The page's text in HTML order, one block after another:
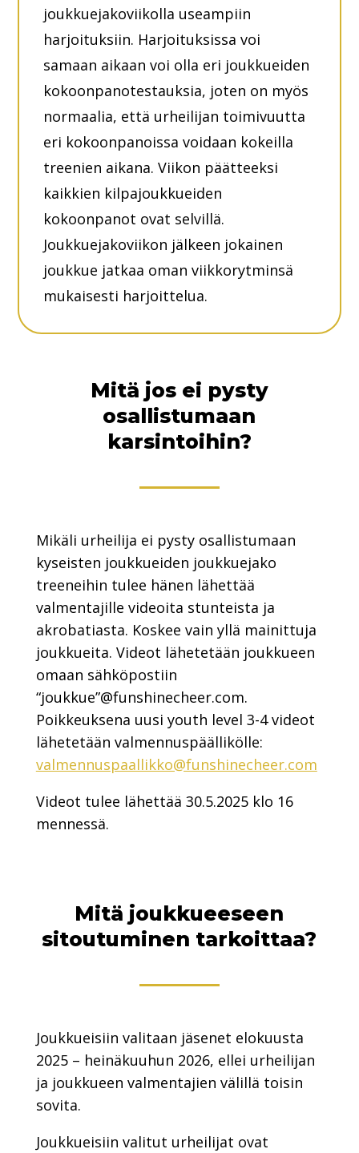
joukkuejakoviikolla useampiin
harjoituksiin. Harjoituksissa voi
samaan aikaan voi olla eri joukkueiden
kokoonpanotestauksia, joten on myös
normaalia, että urheilijan toimivuutta
eri kokoonpanoissa voidaan kokeilla
treenien aikana. Viikon päätteeksi
kaikkien kilpajoukkueiden
kokoonpanot ovat selvillä.
Joukkuejakoviikon jälkeen jokainen
joukkue jatkaa oman viikkorytminsä
mukaisesti harjoittelua.
Mitä jos ei pysty
osallistumaan
karsintoihin?
Mikäli urheilija ei pysty osallistumaan
kyseisten joukkueiden joukkuejako
treeneihin tulee hänen lähettää
valmentajille videoita stunteista ja
akrobatiasta. Koskee vain yllä mainittuja
joukkueita. Videot lähetetään joukkueen
omaan sähköpostiin
“joukkue”@funshinecheer.com.
Poikkeuksena uusi youth level 3-4 videot
lähetetään valmennuspäällikölle:
valmennuspaallikko@funshinecheer.com
Videot tulee lähettää 30.5.2025 klo 16
mennessä.
Mitä joukkueeseen
sitoutuminen tarkoittaa?
Joukkueisiin valitaan jäsenet elokuusta
2025 – heinäkuuhun 2026, ellei urheilijan
ja joukkueen valmentajien välillä toisin
sovita.
Joukkueisiin valitut urheilijat ovat